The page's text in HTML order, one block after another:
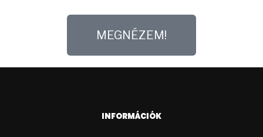
MEGNÉZEM!
INFORMÁCIÓK